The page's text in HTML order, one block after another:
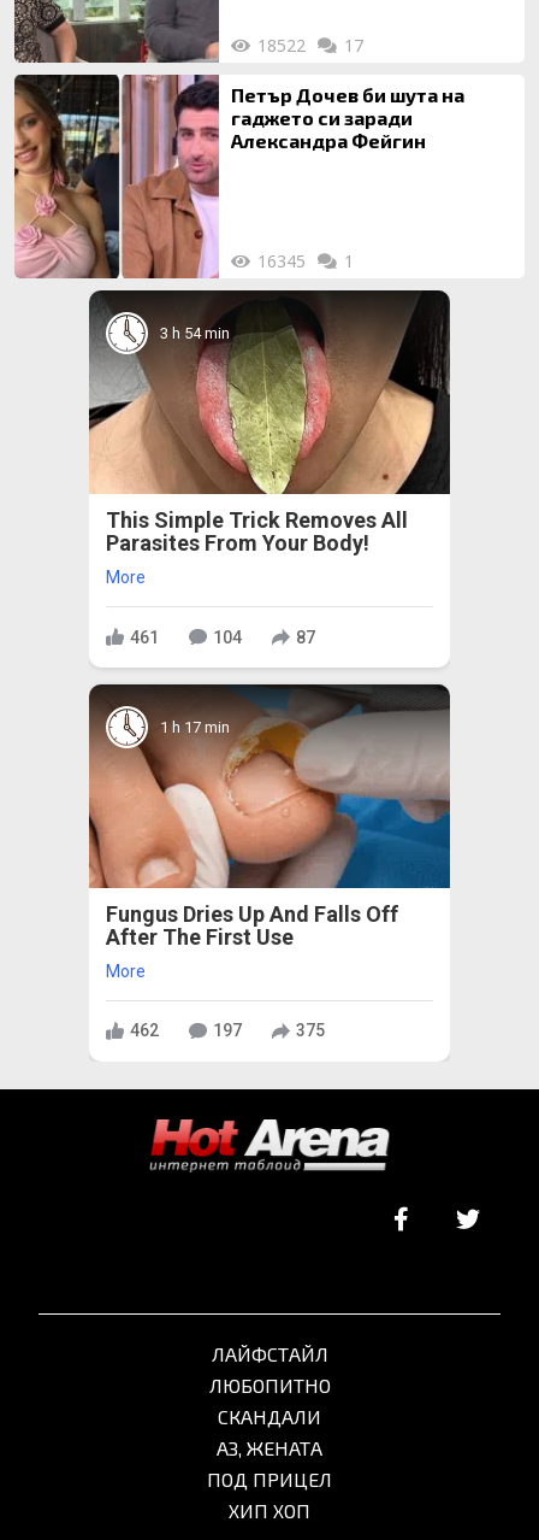
18522 17
Петър Дочев би шута на
гаджето си заради
Александра Фейгин
16345 1
3 h 54 min
This Simple Trick Removes All
Parasites From Your Body!
More
461 104 87
1 h 17 min
Fungus Dries Up And Falls Off
After The First Use
More
462 197 375
ЛАЙФСТАЙЛ
ЛЮБОПИТНО
СКАНДАЛИ
АЗ, ЖЕНАТА
ПОД ПРИЦЕЛ
ХИП ХОП